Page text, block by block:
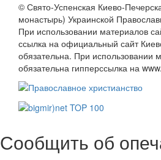
© Свято-Успенская Киево-
монастырь) Украинской
При использовании материалов
ссылка на официальный сайт
обязательна. При использовании
обязательна гипперссылка на
Сообщить об